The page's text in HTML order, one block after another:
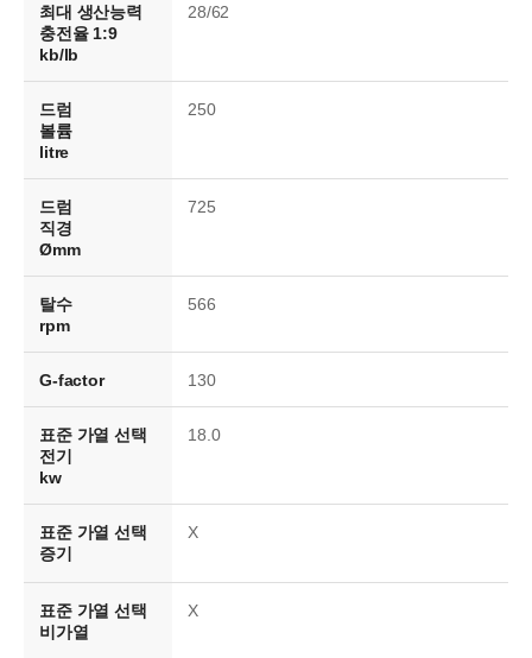
최대 생산능력
충전율 1:9
kb/lb
28/62
드럼
볼륨
litre
250
드럼
직경
Ømm
725
탈수
rpm
566
G-factor 130
표준 가열 선택
전기
kw
18.0
표준 가열 선택
증기
X
표준 가열 선택
비가열
X